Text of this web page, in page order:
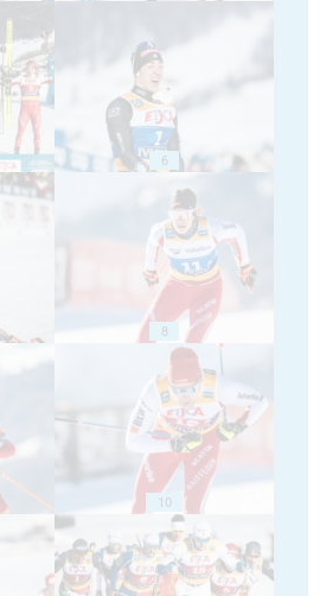
6
8
10